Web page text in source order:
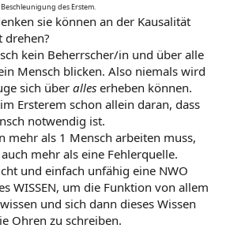
des Erstem.
sie können an der Kausalität
drehen?
kein Beherrscher/in und über alle
Mensch blicken. Also niemals wird
sich über alles erheben können.
Ersterem schon allein daran, dass
notwendig ist.
mehr als 1 Mensch arbeiten muss,
mehr als eine Fehlerquelle.
und einfach unfähig eine NWO
WISSEN, um die Funktion von allem
und sich dann dieses Wissen
Ohren zu schreiben.